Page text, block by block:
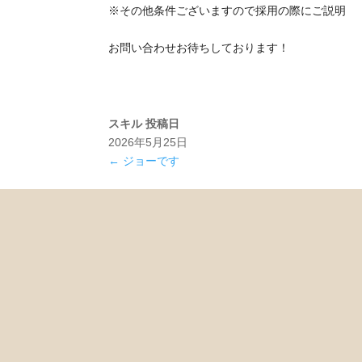
※その他条件ございますので採用の際にご説明
お問い合わせお待ちしております！
スキル 投稿日
2026年5月25日
← ジョーです